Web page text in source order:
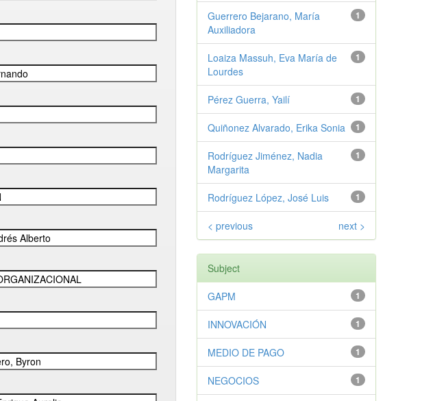
1
Guerrero Bejarano, María
Auxiliadora
1
Loaiza Massuh, Eva María de
Lourdes
1
Pérez Guerra, Yailí
1
Quiñonez Alvarado, Erika Sonia
1
Rodríguez Jiménez, Nadia
Margarita
1
Rodríguez López, José Luis
< previous next >
Subject
1
GAPM
1
INNOVACIÓN
1
MEDIO DE PAGO
1
NEGOCIOS